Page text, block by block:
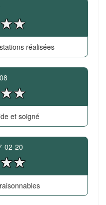
réalisées
et soigné
02-20